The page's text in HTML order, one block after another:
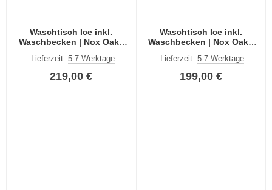
Waschtisch Ice inkl.
Waschbecken | Nox Oak /
Lieferzeit: 5-7 Werktage
219,00 €
Waschtisch Ice inkl.
Waschbecken | Nox Oak /
Lieferzeit:5-7 Werktage
199,00 €